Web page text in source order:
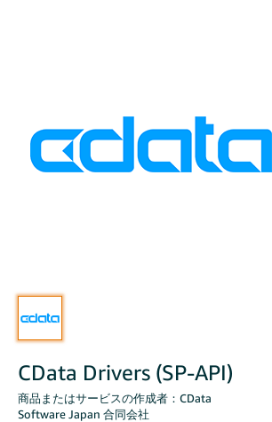
CData Drivers (SP-API)
商品またはサービスの作成者：CData
Software Japan 合同会社